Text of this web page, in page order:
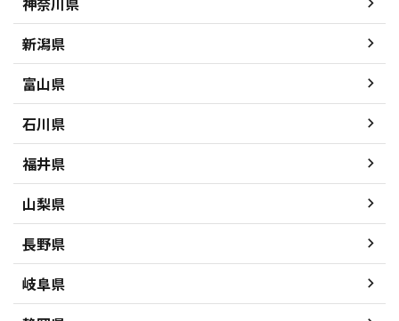
新潟県
富山県
石川県
福井県
山梨県
長野県
岐阜県